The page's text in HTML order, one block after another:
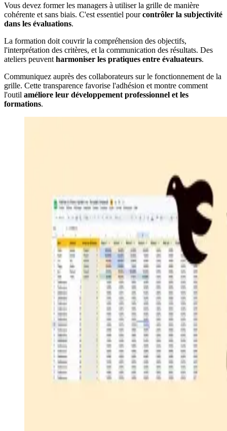
Vous devez former les managers à utiliser la grille de manière
cohérente et sans biais. C'est essentiel pourcontrôler la subjectivité
dans les évaluations.
La formation doit couvrir la compréhension des objectifs,
l'interprétation des critères, et la communication des résultats. Des
ateliers peuvent harmoniser les pratiques entre évaluateurs.
Communiquez auprès des collaborateurs sur le fonctionnement de la
grille. Cette transparence favorise l'adhésion et montre comment
l'outil améliore leur développement professionnel et les
formations.